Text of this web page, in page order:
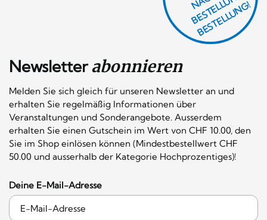
Newsletterabonnieren
Melden Sie sich gleich für unseren Newsletter an und
erhalten Sie regelmäßig Informationen über
Veranstaltungen und Sonderangebote. Ausserdem
erhalten Sie einen Gutschein im Wert von CHF 10.00, den
Sie im Shop einlösen können (Mindestbestellwert CHF
50.00 und ausserhalb der Kategorie Hochprozentiges)!
N
L
G!
Deine E-Mail-Adresse